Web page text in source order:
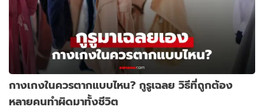
กางเกงในควรตากแบบไหน? กูรูเฉลย วิธีที่ถูกต้อง
หลายคนทำผิดมาทั้งชีวิต